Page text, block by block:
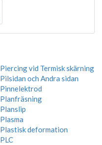
Piercing vid Termisk skärning
Pilsidan och Andra sidan
Pinnelektrod
Planfräsning
Planslip
Plasma
Plastisk deformation
PLC